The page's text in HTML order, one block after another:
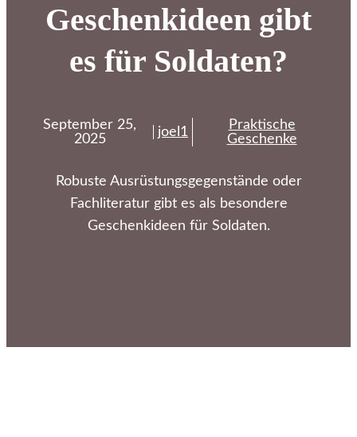
Geschenkideen gibt
es für Soldaten?
September 25,
2025
joel1
Praktische
Geschenke
Robuste Ausrüstungsgegenstände oder
Fachliteratur gibt es als besondere
Geschenkideen für Soldaten.